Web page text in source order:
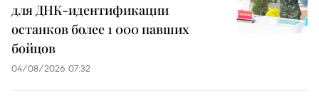
для ДНК-идентификации
останков более 1 000 павших
бойцов
04/08/2026 07:32